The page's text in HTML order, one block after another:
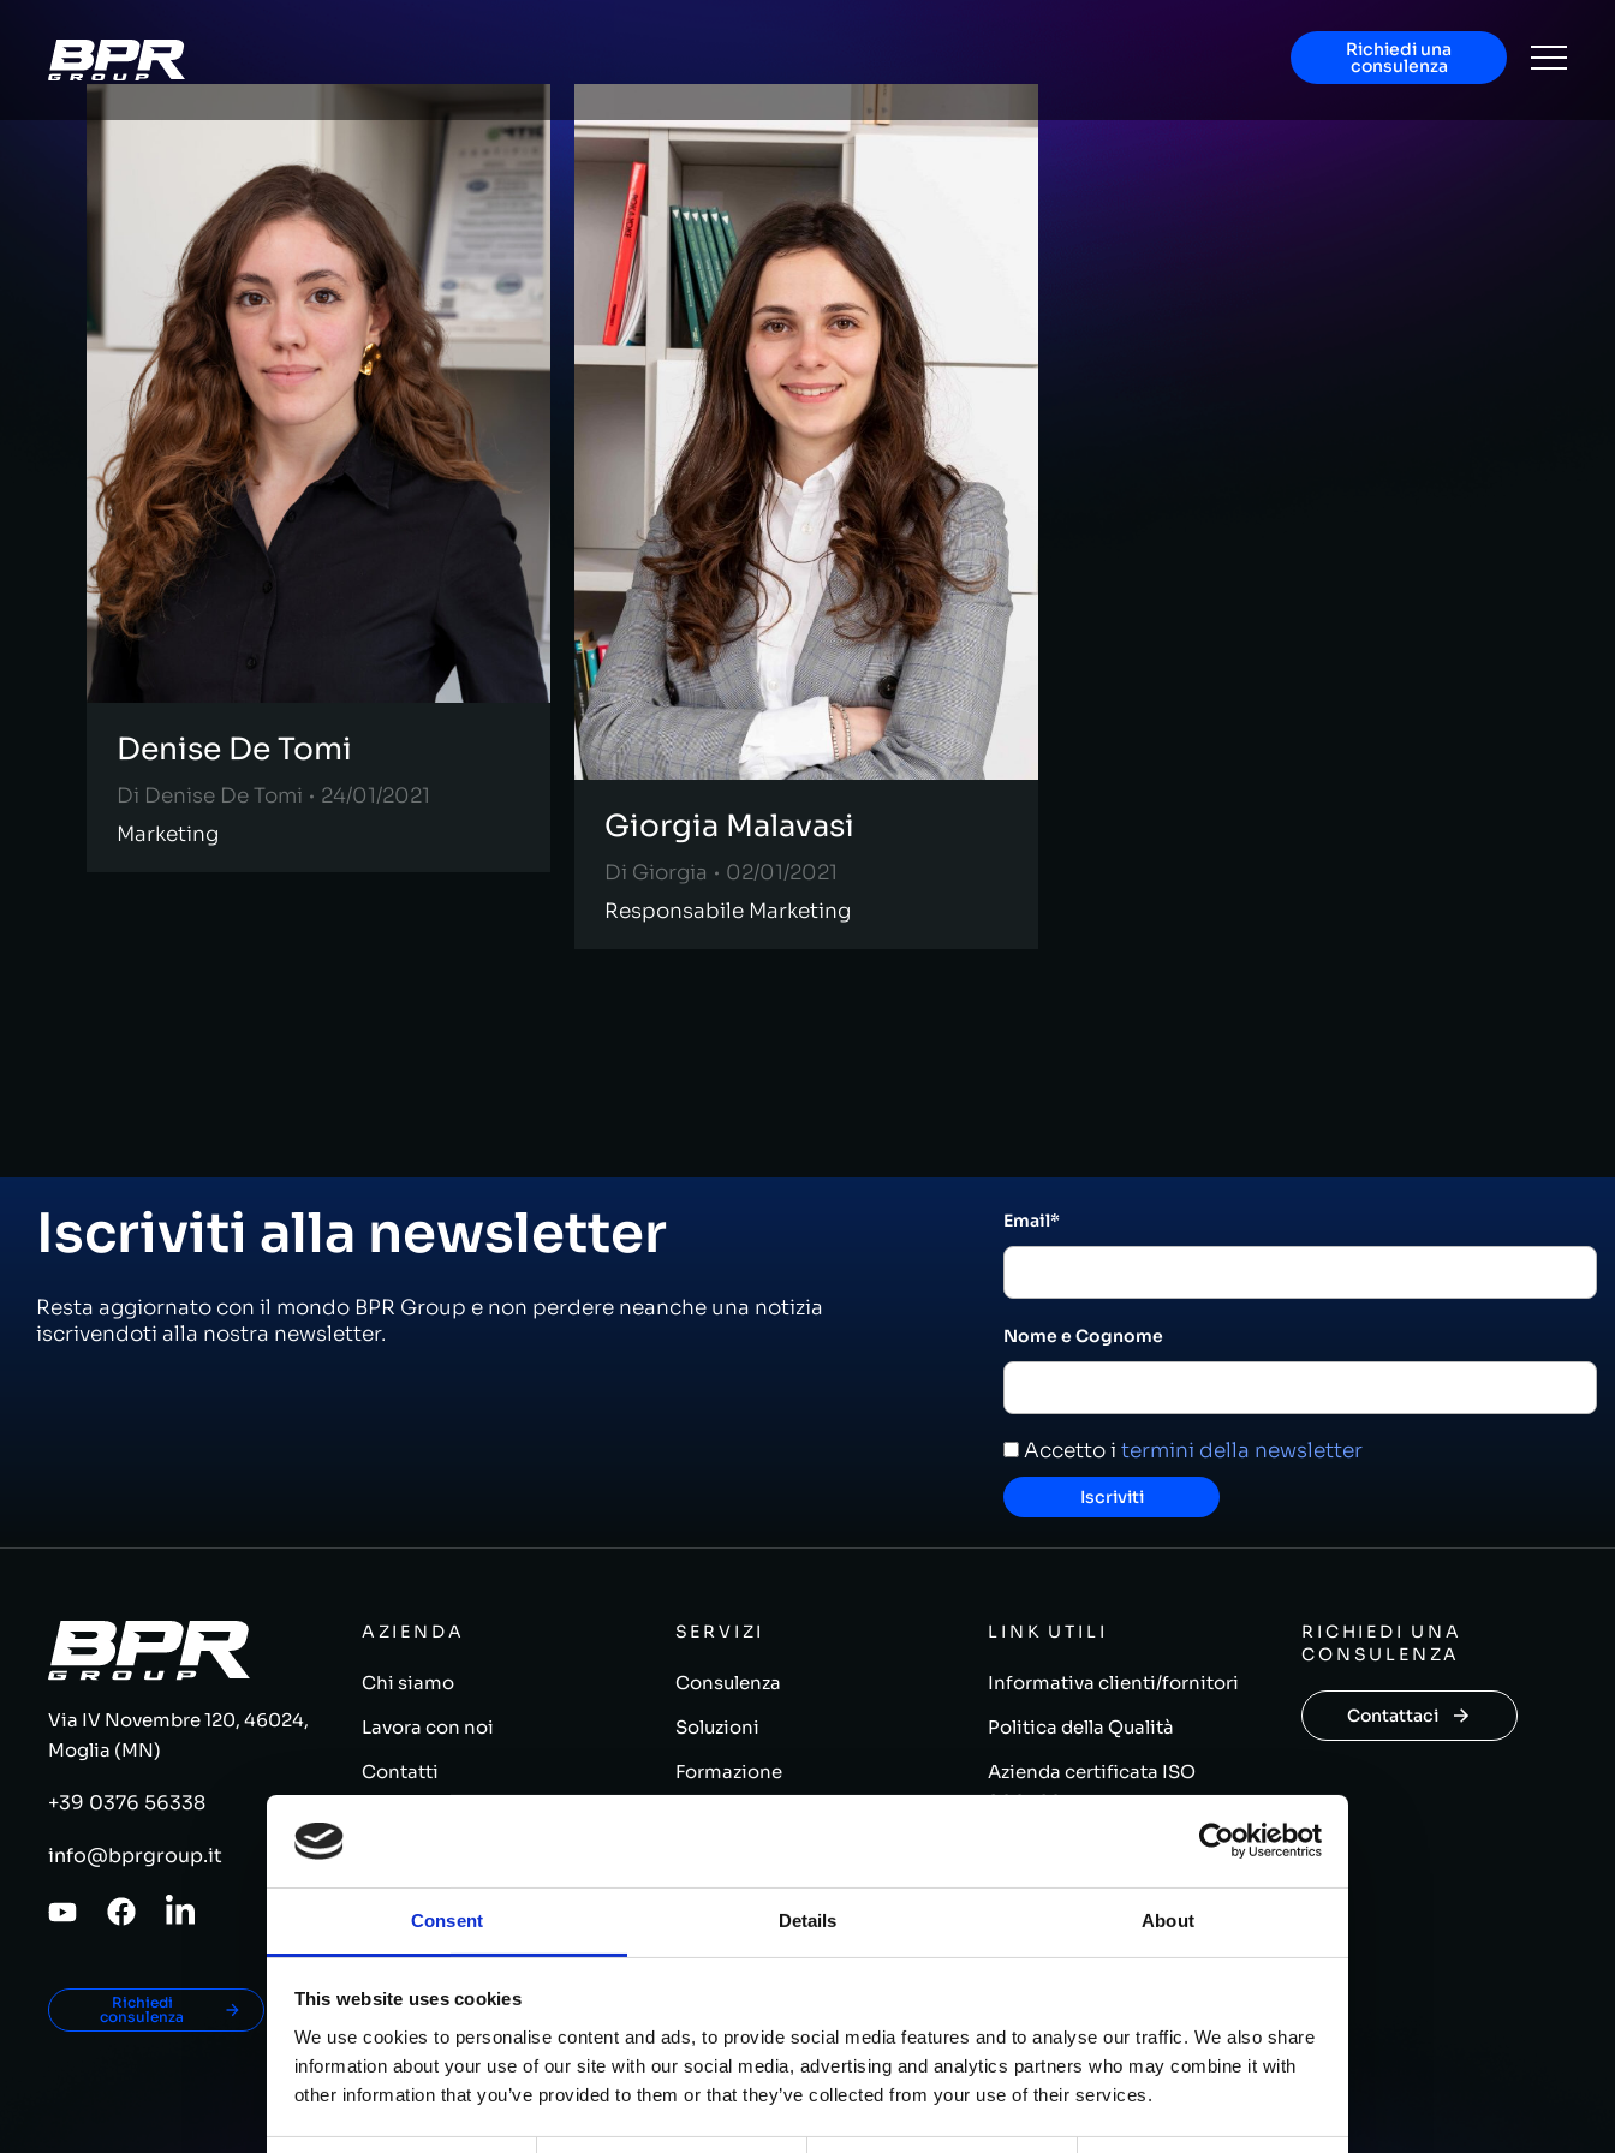
Consent Details About
This website uses cookies
We use cookies to personalise content and ads, to provide social media features and to analyse our traffic. We also share
information about your use of our site with our social media, advertising and analytics partners who may combine it with
other information that you’ve provided to them or that they’ve collected from your use of their services.
Richiedi una
consulenza
Denise De Tomi
Di Denise De Tomi
24/01/2021
Marketing
Giorgia Malavasi
Di Giorgia
02/01/2021
Responsabile Marketing
Iscriviti alla newsletter
Resta aggiornato con il mondo BPR Group e non perdere neanche una notizia
iscrivendoti alla nostra newsletter.
Email*
Nome e Cognome
Accetto itermini della newsletter
Via IV Novembre 120, 46024,
Moglia (MN)
+39 0376 56338
info@bprgroup.it
Richiedi
consulenza
AZIENDA
Chi siamo
Lavora con noi
Contatti
SERVIZI
Consulenza
Soluzioni
Formazione
LINK UTILI
Informativa clienti/fornitori
Politica della Qualità
Azienda certificata ISO
9001:2015
Modello 231
RICHIEDI UNA
CONSULENZA
Contattaci